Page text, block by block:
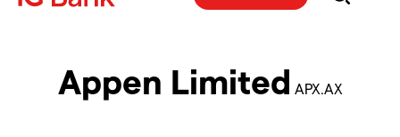
Appen Limited APX.AX